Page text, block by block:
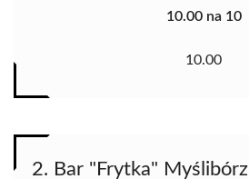
10.00 na 10
10.00
2. Bar "Frytka" Myślibórz